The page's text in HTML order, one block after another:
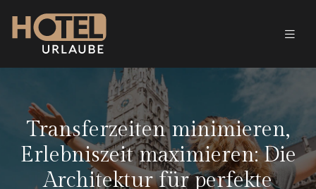
Transferzeiten minimieren,
Erlebniszeit maximieren: Die
Architektur für perfekte